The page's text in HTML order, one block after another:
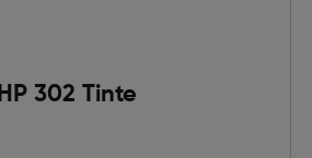
HP 302 Tinte